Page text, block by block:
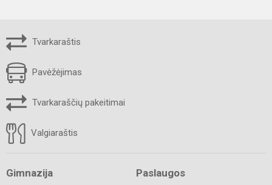
Tvarkaraštis
Pavėžėjimas
Tvarkaraščių pakeitimai
Valgiaraštis
Gimnazija Paslaugos